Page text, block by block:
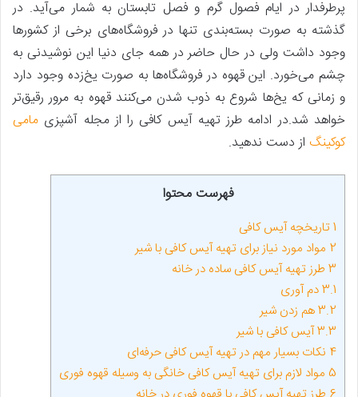
پرطرفدار در ایام فصول گرم و فصل تابستان به شمار می‌آید. در
گذشته به صورت بسته‌بندی تنها در فروشگاه‌های برخی از کشور‌ها
وجود داشت ولی در حال حاضر در همه جای دنیا این نوشیدنی به
چشم می‌خورد. این قهوه در فروشگاه‌ها به صورت یخ‌زده وجود دارد
و زمانی که یخ‌ها شروع به ذوب شدن می‌کنند قهوه به مرور رقیق‌تر
خواهد شد.در ادامه طرز تهیه آیس کافی را از مجله آشپزی مامی
کوکینگ از دست ندهید.
فهرست محتوا
1 تاریخچه آیس کافی
2 مواد مورد نیاز برای تهیه آیس کافی با شیر
3 طرز تهیه آیس کافی ساده در خانه
3.1دم ‌آوری
3.2هم زدن شیر
3.3آیس کافی با شیر
4 نکات بسیار مهم در تهیه آیس کافی حرفه‌ای
5 مواد لازم برای تهیه آیس کافی خانگی به وسیله قهوه فوری